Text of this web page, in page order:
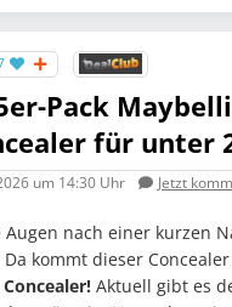
Pack
für unter
um 14:30 Uhr Jetzt
Augen nach einer kurzen
Da kommt dieser
Aktuell gibt es